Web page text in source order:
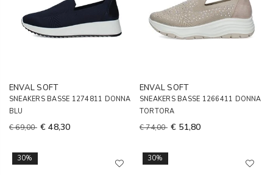
ENVAL SOFT
SNEAKERS BASSE 1274811 DONNA
BLU
€ 69,00 € 48,30
ENVAL SOFT
SNEAKERS BASSE 1266411 DONNA
TORTORA
€ 74,00 € 51,80
30% 30%